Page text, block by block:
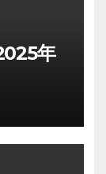
年